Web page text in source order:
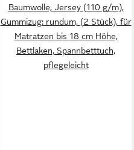
Baumwolle, Jersey (110 g/m),
Gummizug: rundum, (2 Stück), für
Matratzen bis 18 cm Höhe,
Bettlaken, Spannbetttuch,
pflegeleicht